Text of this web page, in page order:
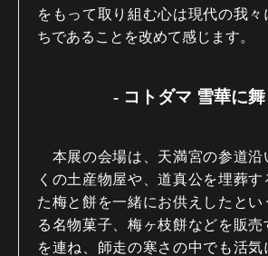
をもって取り組む心は現代の我
ちであることを改めて感じます。
- コトダマ 雪華に
本展の会場は、天満宮の参道沿
くの土産物屋や、道真公を埋葬す
た梅と餅を一緒にお供えしたとい
る名物菓子、梅ヶ枝餅などを販
を連ね、師走の寒さの中でも活気